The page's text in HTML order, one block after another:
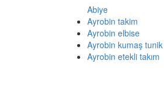
Abiye
Ayrobin takim
Ayrobin elbise
Ayrobin kumaş tunik
Ayrobin etekli takım